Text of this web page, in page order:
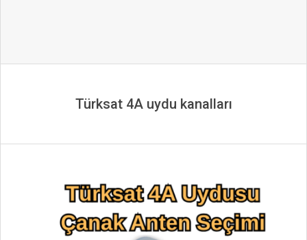
Türksat 4A uydu kanalları